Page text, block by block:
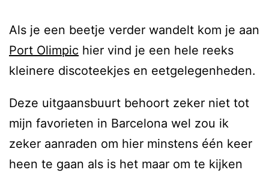
Als je een beetje verder wandelt kom je aan
Port Olimpic hier vind je een hele reeks
kleinere discoteekjes en eetgelegenheden.
Deze uitgaansbuurt behoort zeker niet tot
mijn favorieten in Barcelona wel zou ik
zeker aanraden om hier minstens één keer
heen te gaan als is het maar om te kijken